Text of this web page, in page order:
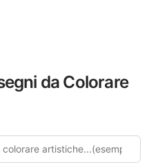
da Colorare